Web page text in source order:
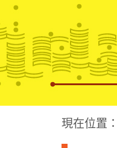
華文視障電子
現在位置